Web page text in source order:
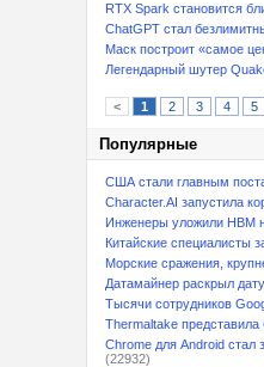
RTX Spark становится
ChatGPT стал
Маск построит «самое
Легендарный шутер
< 1 2 3 4 5
Популярные
США стали главным
Character.AI запустила
Инженеры уложили HBM
Китайские специалисты
Морские сражения,
Датамайнер раскрыл дату
Тысячи сотрудников
Thermaltake представила
Chrome для Android стал
(22932)